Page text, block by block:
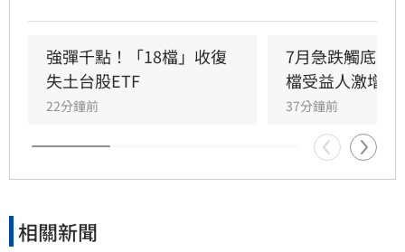
幅0.62%，收7,757.64點，再創歷史新高；那斯
達克指數勁揚351.21點、漲幅1.33%，收
26,690.62點；費城半導體指數表現最強，大漲
308.1點、漲幅2.56%，收12,356.79點，科技及
半導體股重新成為多頭主力。
強彈千點！「18檔」收復
失土台股ETF
22分鐘前
7月急跌觸底　
檔受益人激增！
37分鐘前
相關新聞